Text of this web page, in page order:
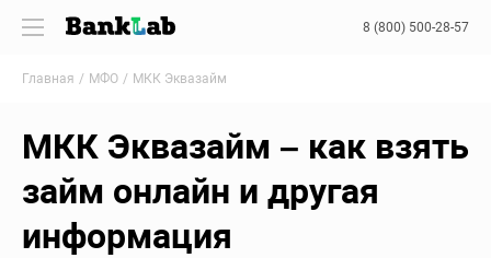
8 (800) 500-28-57
Главная МФО МКК Эквазайм
МКК Эквазайм – как взять
займ онлайн и другая
информация